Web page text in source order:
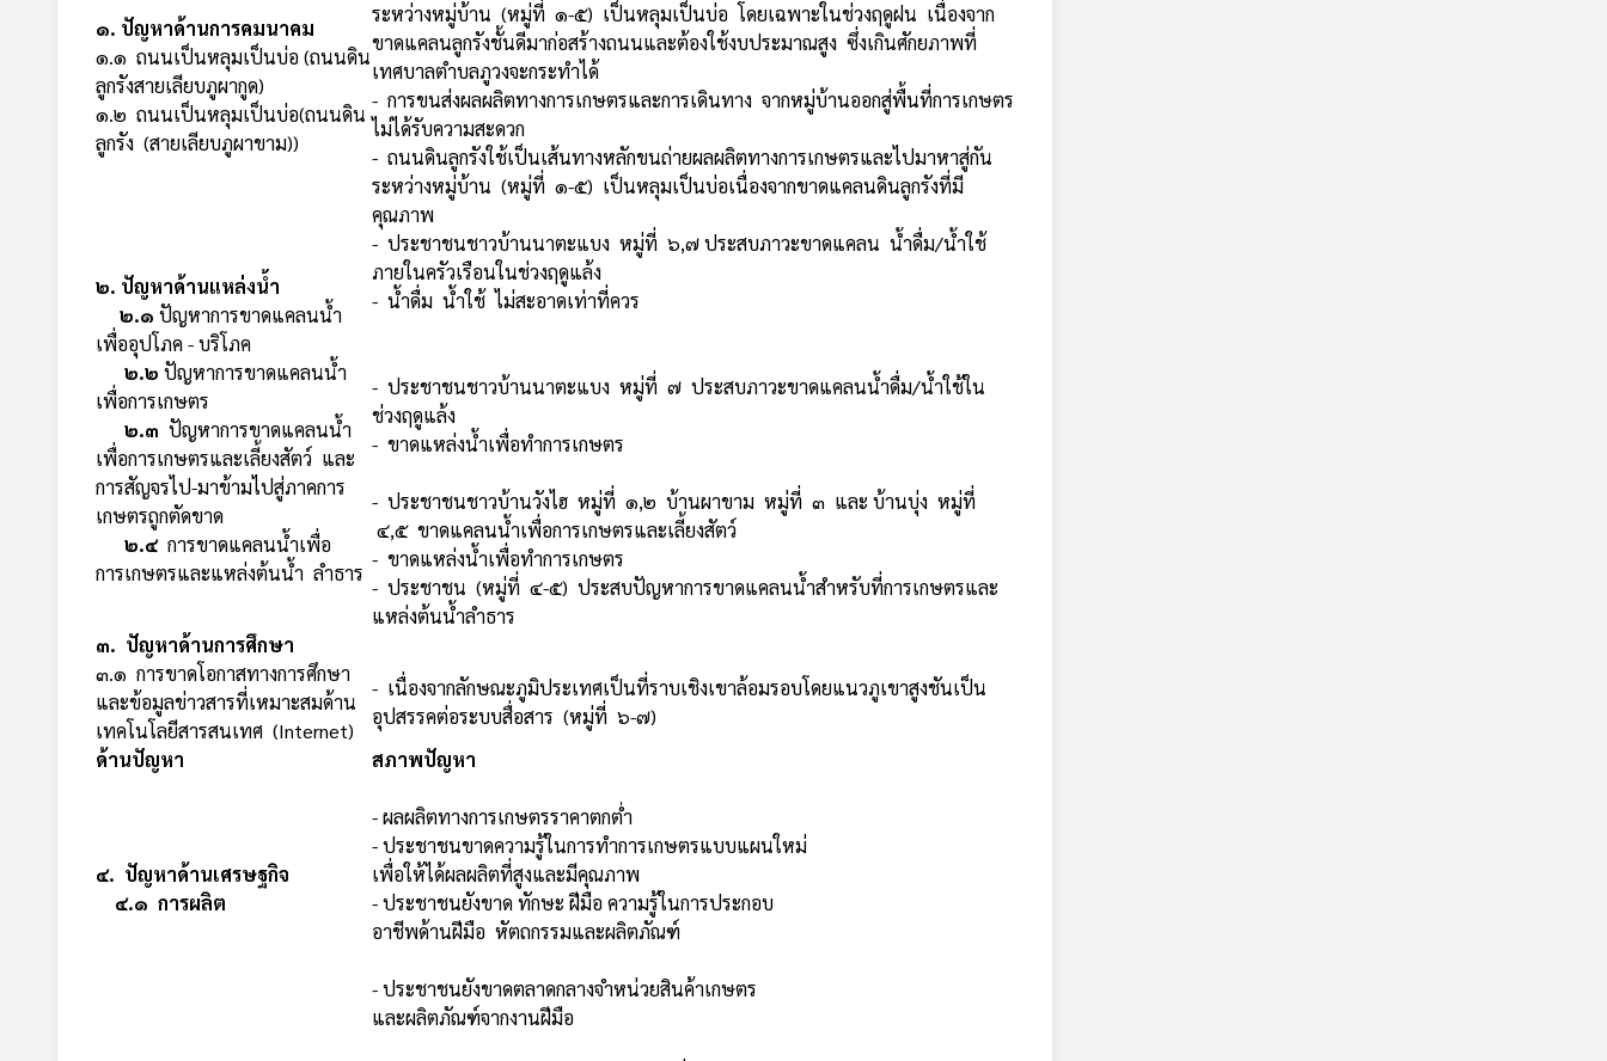
๑. ปัญหาด้านการคมนาคม
๑.๑ ถนนเป็นหลุมเป็นบ่อ (ถนนดิน
ลูกรังสายเลียบภูผากูด)
๑.๒ ถนนเป็นหลุมเป็นบ่อ(ถนนดิน
ลูกรัง (สายเลียบภูผาขาม))
ระหว่างหมู่บ้าน (หมู่ที่ ๑-๕) เป็นหลุมเป็นบ่อ โดยเฉพาะในช่วงฤดูฝน เนื่องจาก
ขาดแคลนลูกรังชั้นดีมาก่อสร้างถนนและต้องใช้งบประมาณสูง ซึ่งเกินศักยภาพที่
เทศบาลตำบลภูวงจะกระทำได้
- การขนส่งผลผลิตทางการเกษตรและการเดินทาง จากหมู่บ้านออกสู่พื้นที่การเกษตร
ไม่ได้รับความสะดวก
- ถนนดินลูกรังใช้เป็นเส้นทางหลักขนถ่ายผลผลิตทางการเกษตรและไปมาหาสู่กัน
ระหว่างหมู่บ้าน (หมู่ที่ ๑-๕) เป็นหลุมเป็นบ่อเนื่องจากขาดแคลนดินลูกรังที่มี
คุณภาพ
๒. ปัญหาด้านแหล่งน้ำ
๒.๑ ปัญหาการขาดแคลนน้ำ
เพื่ออุปโภค - บริโภค
๒.๒ ปัญหาการขาดแคลนน้ำ
เพื่อการเกษตร
๒.๓ ปัญหาการขาดแคลนน้ำ
เพื่อการเกษตรและเลี้ยงสัตว์ และ
การสัญจรไป-มาข้ามไปสู่ภาคการ
เกษตรถูกตัดขาด
๒.๔ การขาดแคลนน้ำเพื่อ
การเกษตรและแหล่งต้นน้ำ ลำธาร
- ประชาชนชาวบ้านนาตะแบง หมู่ที่ ๖,๗ ประสบภาวะขาดแคลน น้ำดื่ม/น้ำใช้
ภายในครัวเรือนในช่วงฤดูแล้ง
- น้ำดื่ม น้ำใช้ ไม่สะอาดเท่าที่ควร
- ประชาชนชาวบ้านนาตะแบง หมู่ที่ ๗ ประสบภาวะขาดแคลนน้ำดื่ม/น้ำใช้ใน
ช่วงฤดูแล้ง
- ขาดแหล่งน้ำเพื่อทำการเกษตร
- ประชาชนชาวบ้านวังไฮ หมู่ที่ ๑,๒ บ้านผาขาม หมู่ที่ ๓ และ บ้านบุ่ง หมู่ที่
๔,๕ ขาดแคลนน้ำเพื่อการเกษตรและเลี้ยงสัตว์
- ขาดแหล่งน้ำเพื่อทำการเกษตร
- ประชาชน (หมู่ที่ ๔-๕) ประสบปัญหาการขาดแคลนน้ำสำหรับที่การเกษตรและ
แหล่งต้นน้ำลำธาร
๓. ปัญหาด้านการศึกษา
๓.๑ การขาดโอกาสทางการศึกษา
และข้อมูลข่าวสารที่เหมาะสมด้าน
เทคโนโลยีสารสนเทศ (Internet)
- เนื่องจากลักษณะภูมิประเทศเป็นที่ราบเชิงเขาล้อมรอบโดยแนวภูเขาสูงชันเป็น
อุปสรรคต่อระบบสื่อสาร (หมู่ที่ ๖-๗)
ด้านปัญหา
สภาพปัญหา
๔. ปัญหาด้านเศรษฐกิจ
๔.๑ การผลิต
- ผลผลิตทางการเกษตรราคาตกต่ำ
- ประชาชนขาดความรู้ในการทำการเกษตรแบบแผนใหม่
เพื่อให้ได้ผลผลิตที่สูงและมีคุณภาพ
- ประชาชนยังขาด ทักษะ ฝีมือ ความรู้ในการประกอบ
อาชีพด้านฝีมือ หัตถกรรมและผลิตภัณฑ์
- ประชาชนยังขาดตลาดกลางจำหน่วยสินค้าเกษตร
และผลิตภัณฑ์จากงานฝีมือ